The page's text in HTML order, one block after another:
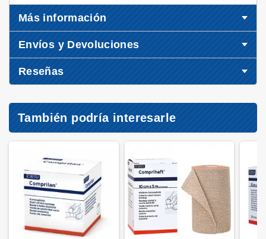
Más información
Envíos y Devoluciones
Reseñas
También podría interesarle